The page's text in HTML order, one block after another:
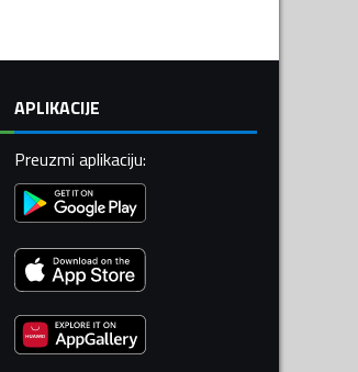
APLIKACIJE
Preuzmi aplikaciju: